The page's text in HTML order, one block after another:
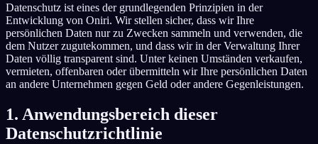
DE
Datenschutz ist eines der grundlegenden Prinzipien in der
Entwicklung von Oniri. Wir stellen sicher, dass wir Ihre
persönlichen Daten nur zu Zwecken sammeln und verwenden, die
dem Nutzer zugutekommen, und dass wir in der Verwaltung Ihrer
Daten völlig transparent sind. Unter keinen Umständen verkaufen,
vermieten, offenbaren oder übermitteln wir Ihre persönlichen Daten
an andere Unternehmen gegen Geld oder andere Gegenleistungen.
1. Anwendungsbereich dieser
Datenschutzrichtlinie